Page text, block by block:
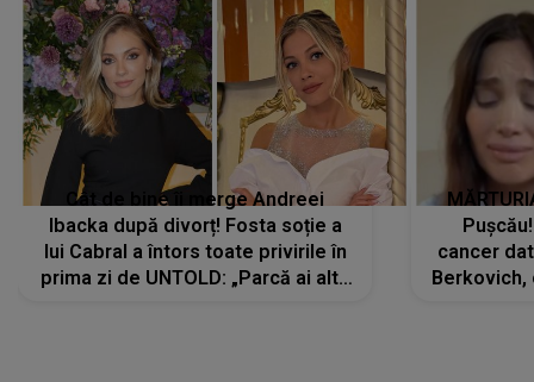
Cât de bine îi merge Andreei
Ibacka după divorț! Fosta soție a
lui Cabral a întors toate privirile în
prima zi de UNTOLD: „Parcă ai altă
cancer
Berkovich,